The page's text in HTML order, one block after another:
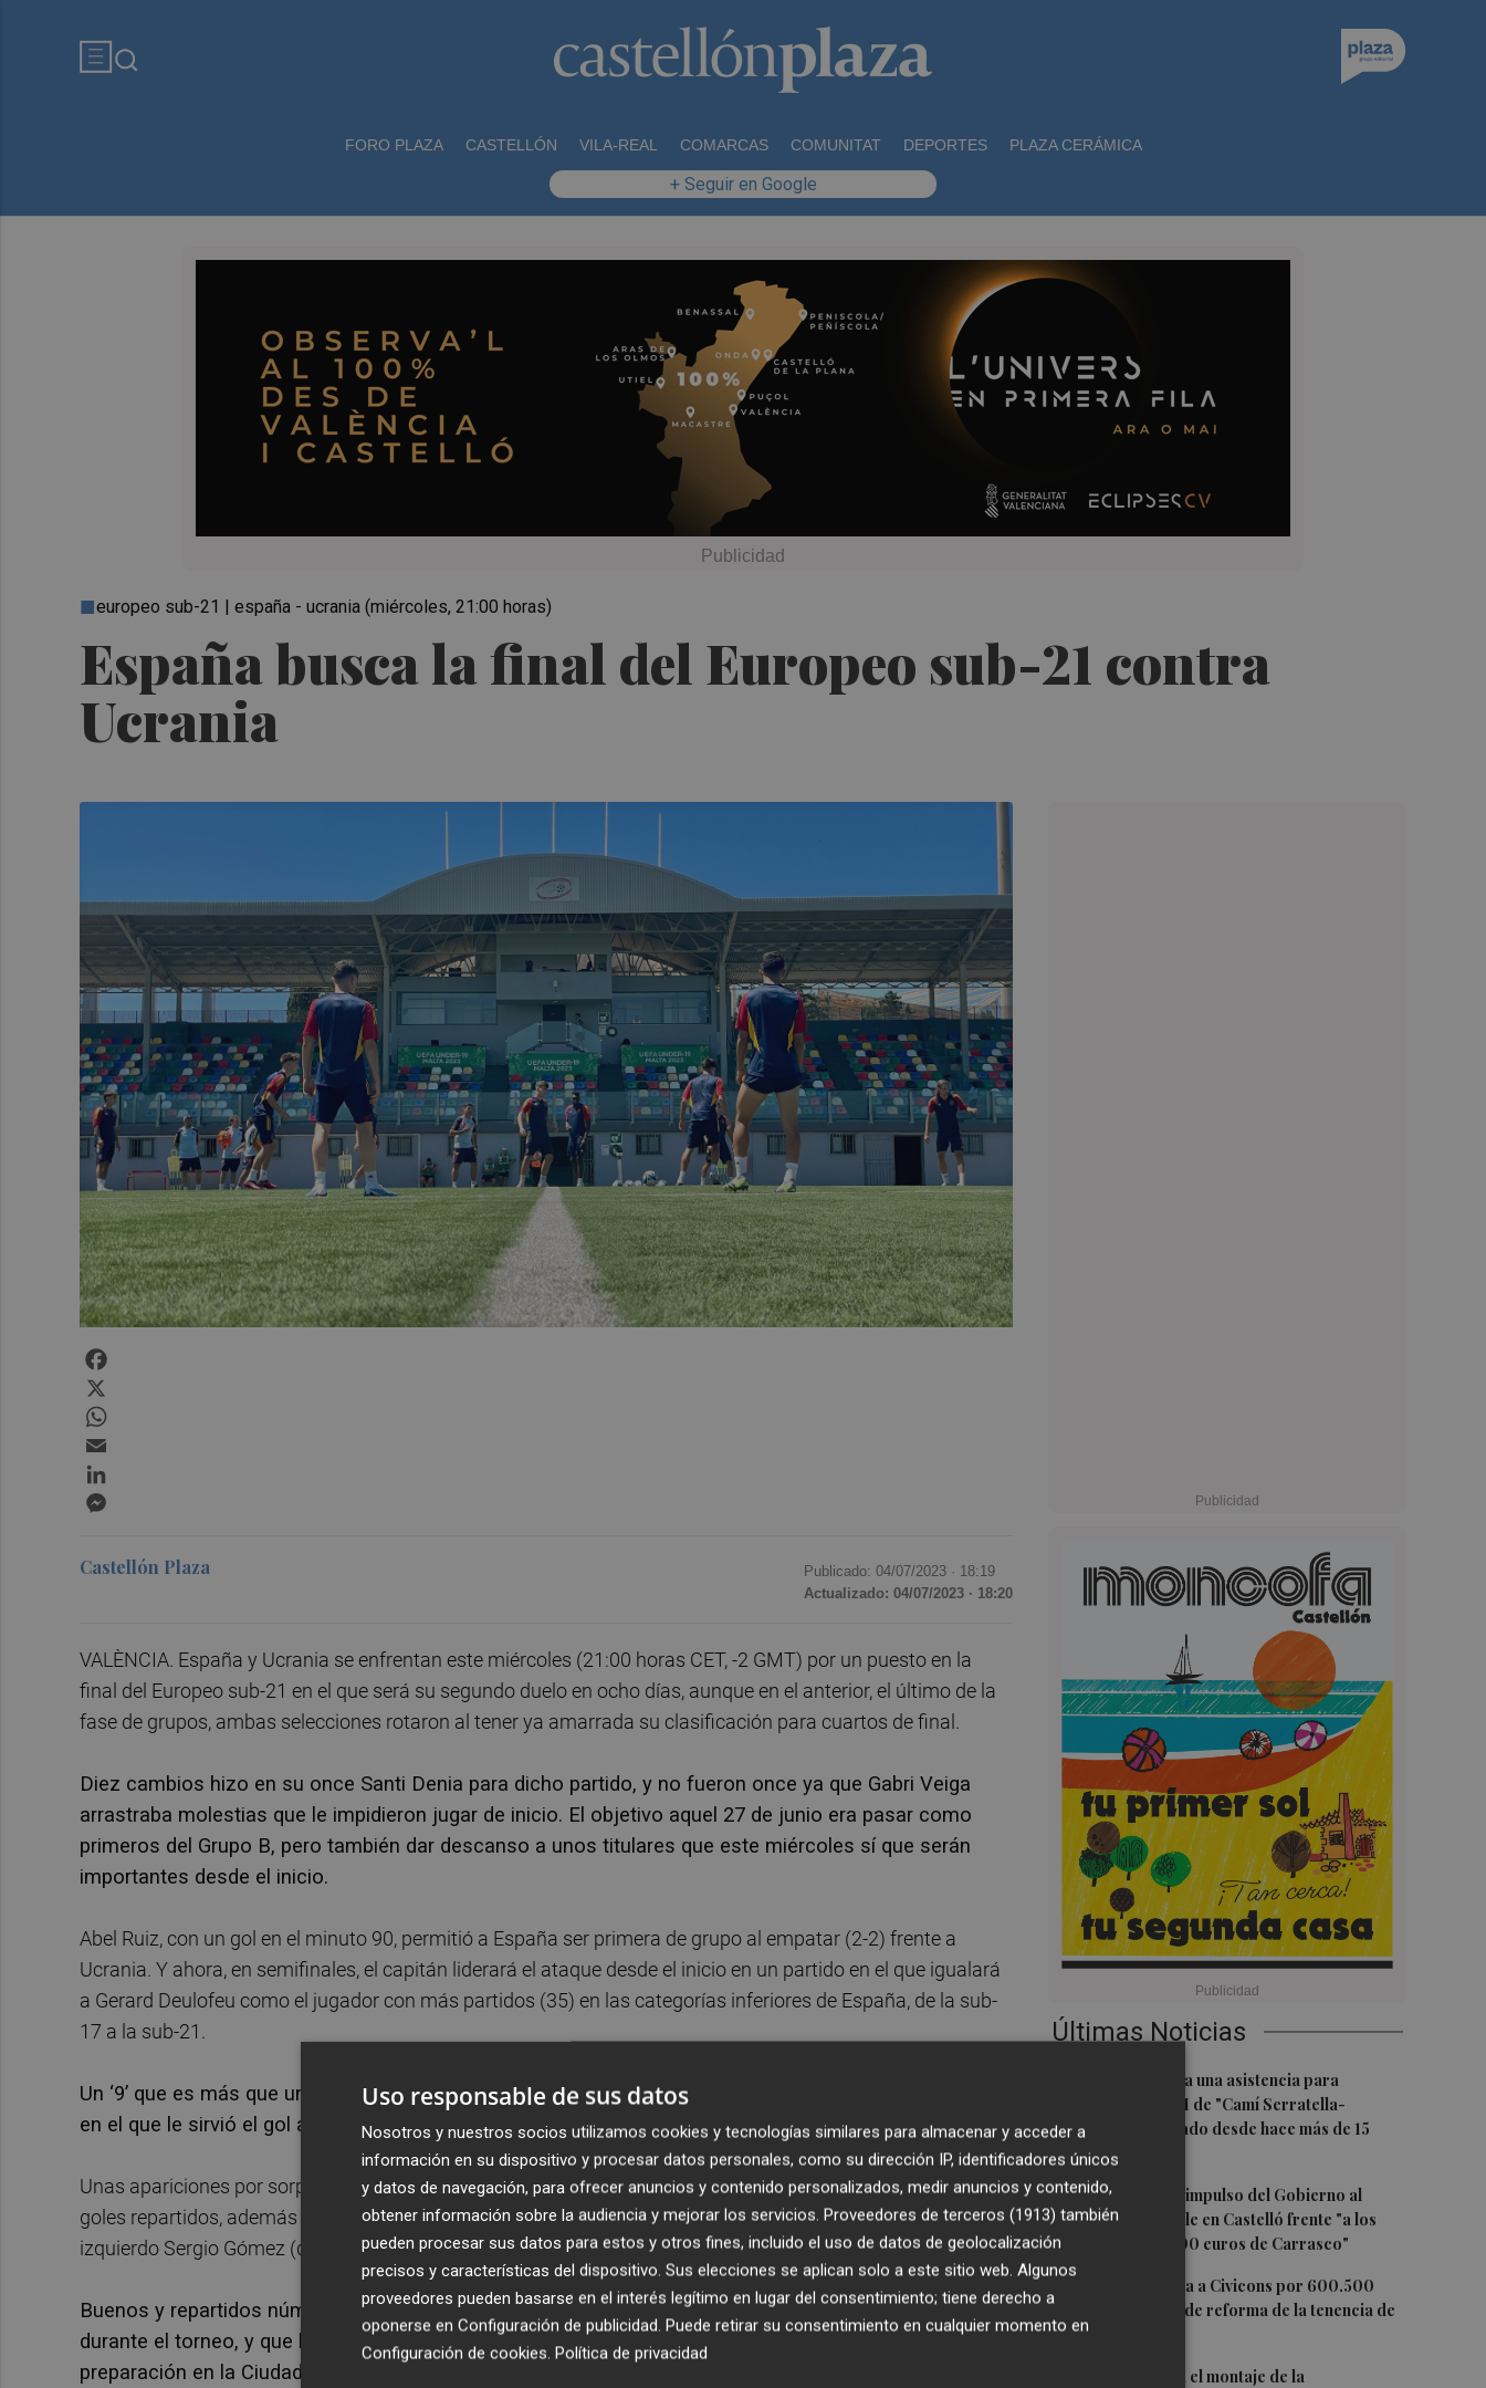
FORO PLAZA CASTELLÓN VILA-REAL COMARCAS COMUNITAT DEPORTES PLAZA CERÁMICA
+ Seguir en Google
España busca la final del Europeo sub-21 contra
Ucrania
europeo sub-21 | españa - ucrania (miércoles, 21:00 horas)
Últimas Noticias
Burriana impulsa una asistencia para
completar el PAI de "Camí Serratella-
Marge", paralizado desde hace más de 15
años
2Simó destaca el impulso del Gobierno al
alquiler asequible en Castelló frente "a los
pisos de 200.000 euros de Carrasco"
3 Castelló adjudica a Civicons por 600.500
euros las obras de reforma de la tenencia de
alcaldía sur
Castelló acelera el montaje de la
Castellón Plaza Publicado: 04/07/2023 · 18:19
Actualizado: 04/07/2023 · 18:20
VALÈNCIA. España y Ucrania se enfrentan este miércoles (21:00 horas CET, -2 GMT) por un puesto en la
final del Europeo sub-21 en el que será su segundo duelo en ocho días, aunque en el anterior, el último de la
fase de grupos, ambas selecciones rotaron al tener ya amarrada su clasificación para cuartos de final.
Diez cambios hizo en su once Santi Denia para dicho partido, y no fueron once ya que Gabri Veiga
arrastraba molestias que le impidieron jugar de inicio. El objetivo aquel 27 de junio era pasar como
primeros del Grupo B, pero también dar descanso a unos titulares que este miércoles sí que serán
importantes desde el inicio.
Abel Ruiz, con un gol en el minuto 90, permitió a España ser primera de grupo al empatar (2-2) frente a
Ucrania. Y ahora, en semifinales, el capitán liderará el ataque desde el inicio en un partido en el que igualará
a Gerard Deulofeu como el jugador con más partidos (35) en las categorías inferiores de España, de la sub-
17 a la sub-21.
Un ‘9’ que es más que un delantero centro, como demostró de nuevo en cuartos de final contra Suiza
en el que le sirvió el gol a Sergio Gómez, entrando desde segunda línea.
Unas apariciones por sorpresa que son la clave goleadora de España sub-21 durante este Europeo, con
goles repartidos, además de los dos de Abel, entre el lateral izquierdo Juan Miranda (dos), el extremo
izquierdo Sergio Gómez (dos) y otro del centrocampista Alex Baena (uno).
Buenos y repartidos números ofensivos que se contrarrestan con el debe del equipo de Santi Denia
durante el torneo, y que lleva haciendo hincapié el técnico en la necesidad de mejorar desde la
preparación en la Ciudad del Fútbol de Las Rozas: la faceta defensiva.
Uso responsable de sus datos
Nosotros y nuestros socios utilizamos cookies y tecnologías similares para almacenar y acceder a
información en su dispositivo y procesar datos personales, como su dirección IP, identificadores únicos
y datos de navegación, para ofrecer anuncios y contenido personalizados, medir anuncios y contenido,
obtener información sobre la audiencia y mejorar los servicios. Proveedores de terceros (1913) también
pueden procesar sus datos para estos y otros fines, incluido el uso de datos de geolocalización
precisos y características del dispositivo. Sus elecciones se aplican solo a este sitio web. Algunos
proveedores pueden basarse en el interés legítimo en lugar del consentimiento; tiene derecho a
oponerse en Configuración de publicidad. Puede retirar su consentimiento en cualquier momento en
Configuración de cookies. Política de privacidad